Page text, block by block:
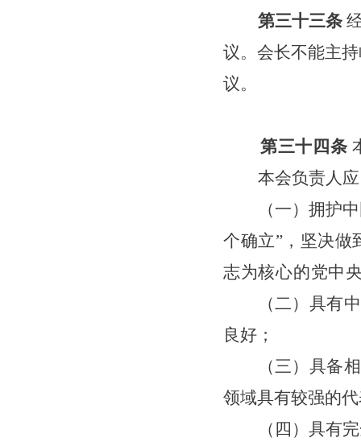
第三十三条
议。 会长不能主
议。
第三十 四条
本会负责人
（一）拥护
个确立”，坚决做
志为核心的党中
（二）具有
良好；
（三）具备
领域具有较强的
（四）具有